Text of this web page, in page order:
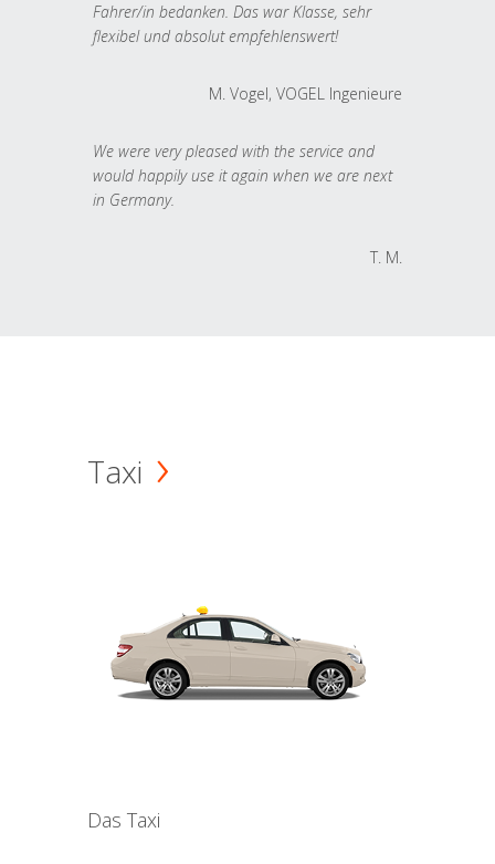
Fahrer/in bedanken. Das war Klasse, sehr
flexibel und absolut empfehlenswert!
M. Vogel, VOGEL Ingenieure
We were very pleased with the service and
would happily use it again when we are next
in Germany.
T. M.
Taxi
Das Taxi